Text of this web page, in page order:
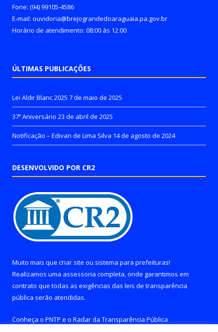
Fone: (94) 99105-4586
E-mail: ouvidoria@brejograndedoaraguaia.pa.gov.br
Horário de atendimento: 08:00 às 12:00
ÚLTIMAS PUBLICAÇÕES
Lei Aldir Blanc 2025 7 de maio de 2025
37º Aniversário 23 de abril de 2025
Notificação – Edivan de Lima Silva 14 de agosto de 2024
DESENVOLVIDO POR CR2
Muito mais que criar site ou sistema para prefeituras!
Realizamos uma assessoria completa, onde garantimos em
contrato que todas as exigências das leis de transparência
pública serão atendidas.
Conheça o PNTP e o Radar da Transparência Pública